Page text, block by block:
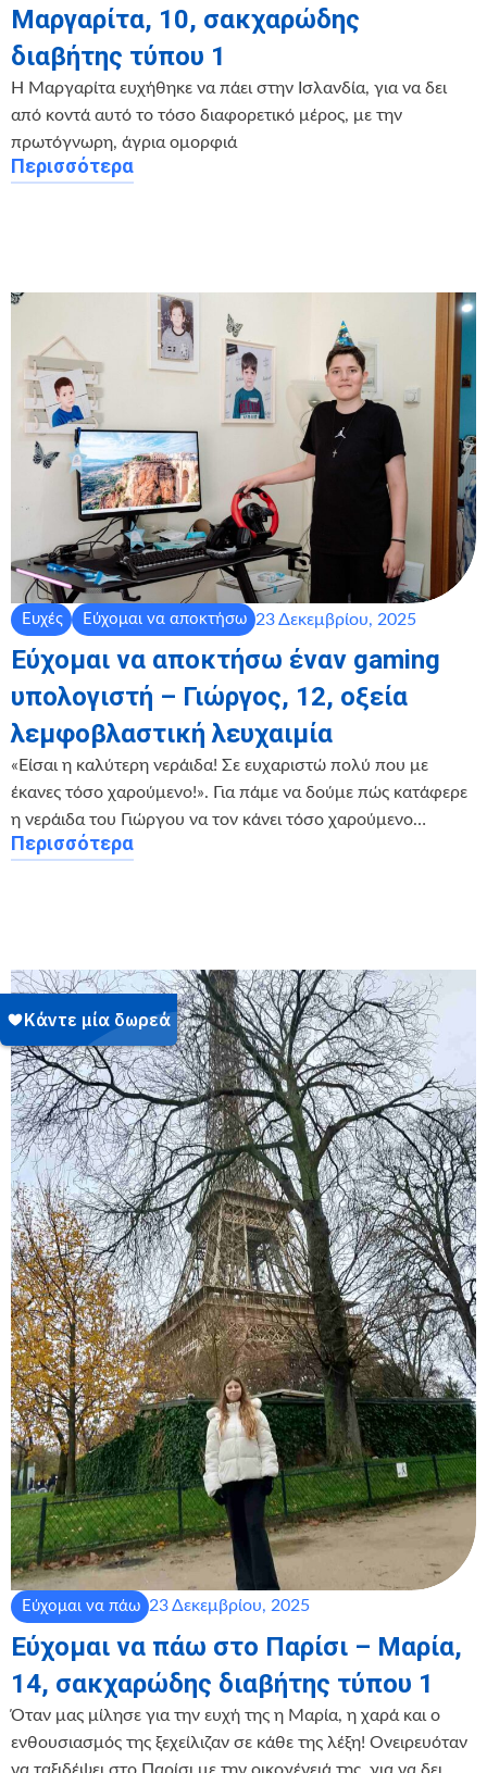
Μαργαρίτα, 10, σακχαρώδης
διαβήτης τύπου 1
Η Μαργαρίτα ευχήθηκε να πάει στην Ισλανδία, για να δει
από κοντά αυτό το τόσο διαφορετικό μέρος, με την
πρωτόγνωρη, άγρια ομορφιά
Περισσότερα
Ευχές Εύχομαι να αποκτήσω 23 Δεκεμβρίου, 2025
Εύχομαι να αποκτήσω έναν gaming
υπολογιστή – Γιώργος, 12, οξεία
λεμφοβλαστική λευχαιμία
️«Είσαι η καλύτερη νεράιδα! Σε ευχαριστώ πολύ που με
έκανες τόσο χαρούμενο!». Για πάμε να δούμε πώς κατάφερε
η νεράιδα του Γιώργου να τον κάνει τόσο χαρούμενο…
Περισσότερα
Εύχομαι να πάω 23 Δεκεμβρίου, 2025
Εύχομαι να πάω στο Παρίσι – Μαρία,
14, σακχαρώδης διαβήτης τύπου 1
Όταν μας μίλησε για την ευχή της η Μαρία, η χαρά και ο
ενθουσιασμός της ξεχείλιζαν σε κάθε της λέξη! Ονειρευόταν